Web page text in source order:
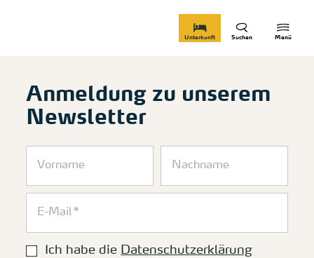
Menü
Suchen
Unterkunft
Anmeldung zu unserem
Newsletter
Ich habe die Datenschutzerklärung